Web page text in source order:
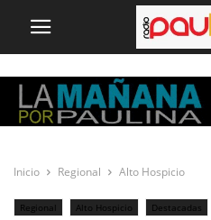
Inicio Regional Alto Hospicio
Regional Alto Hospicio Destacadas